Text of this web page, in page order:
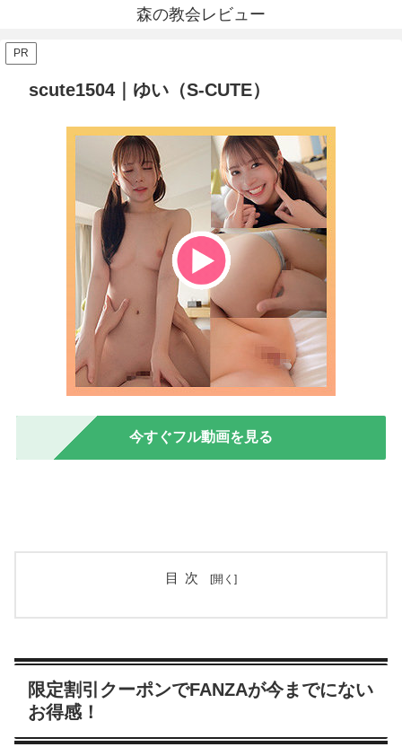
森の教会レビュー
PR
scute1504｜ゆい（S-CUTE）
今すぐフル動画を見る
目次
限定割引クーポンでFANZAが今までにない
お得感！